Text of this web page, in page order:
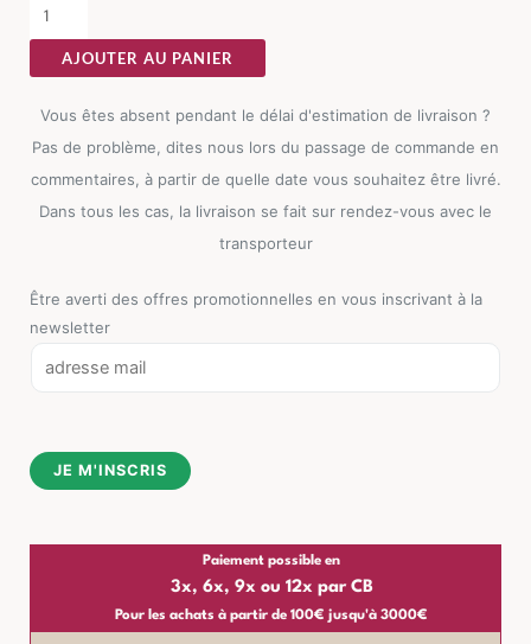
Tissu
Ixia
50
AJOUTER AU PANIER
Vous êtes absent pendant le délai d'estimation de livraison ?
Pas de problème, dites nous lors du passage de commande en
commentaires, à partir de quelle date vous souhaitez être livré.
Dans tous les cas, la livraison se fait sur rendez-vous avec le
transporteur
Être averti des offres promotionnelles en vous inscrivant à la
newsletter
m
l
JE M'INSCRIS
Paiement possible en
3x, 6x, 9x ou 12x par CB
Pour les achats à partir de 100€ jusqu'à 3000€